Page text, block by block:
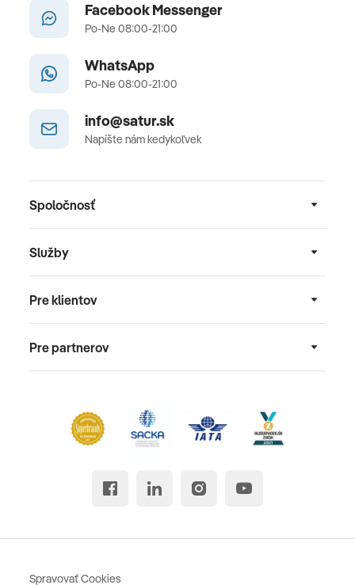
Facebook Messenger
Po-Ne 08:00-21:00
WhatsApp
Po-Ne 08:00-21:00
info@satur.sk
Napíšte nám kedykoľvek
Spoločnosť
Služby
Pre klientov
Pre partnerov
Spravovať Cookies